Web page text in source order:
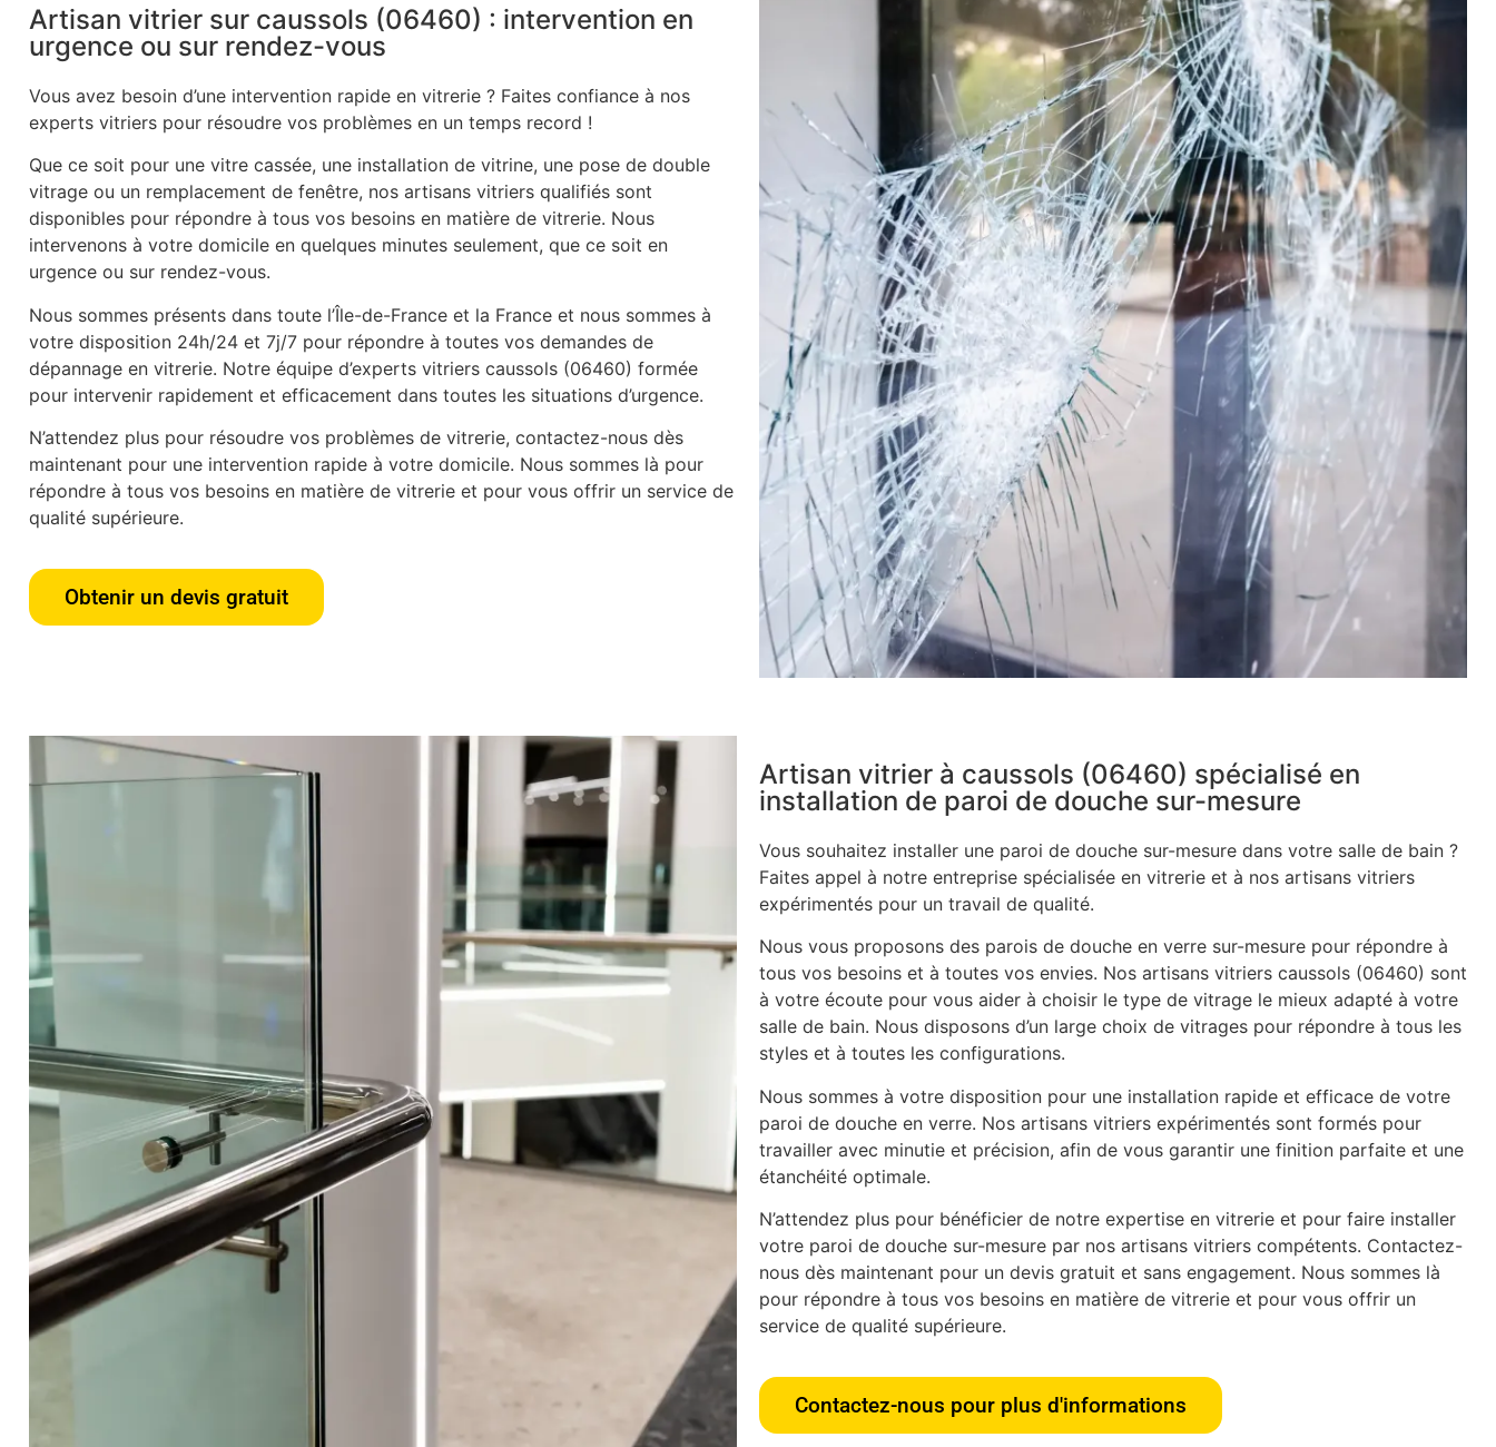
Artisan vitrier sur caussols (06460) : intervention en
urgence ou sur rendez-vous
Vous avez besoin d’une intervention rapide en vitrerie ? Faites confiance à nos
experts vitriers pour résoudre vos problèmes en un temps record !
Que ce soit pour une vitre cassée, une installation de vitrine, une pose de double
vitrage ou un remplacement de fenêtre, nos artisans vitriers qualifiés sont
disponibles pour répondre à tous vos besoins en matière de vitrerie. Nous
intervenons à votre domicile en quelques minutes seulement, que ce soit en
urgence ou sur rendez-vous.
Nous sommes présents dans toute l’Île-de-France et la France et nous sommes à
votre disposition 24h/24 et 7j/7 pour répondre à toutes vos demandes de
dépannage en vitrerie. Notre équipe d’experts vitriers caussols (06460) formée
pour intervenir rapidement et efficacement dans toutes les situations d’urgence.
N’attendez plus pour résoudre vos problèmes de vitrerie, contactez-nous dès
maintenant pour une intervention rapide à votre domicile. Nous sommes là pour
répondre à tous vos besoins en matière de vitrerie et pour vous offrir un service de
qualité supérieure.
Obtenir un devis gratuit
Artisan vitrier à caussols (06460) spécialisé en
installation de paroi de douche sur-mesure
Vous souhaitez installer une paroi de douche sur-mesure dans votre salle de bain ?
Faites appel à notre entreprise spécialisée en vitrerie et à nos artisans vitriers
expérimentés pour un travail de qualité.
Nous vous proposons des parois de douche en verre sur-mesure pour répondre à
tous vos besoins et à toutes vos envies. Nos artisans vitriers caussols (06460) sont
à votre écoute pour vous aider à choisir le type de vitrage le mieux adapté à votre
salle de bain. Nous disposons d’un large choix de vitrages pour répondre à tous les
styles et à toutes les configurations.
Nous sommes à votre disposition pour une installation rapide et efficace de votre
paroi de douche en verre. Nos artisans vitriers expérimentés sont formés pour
travailler avec minutie et précision, afin de vous garantir une finition parfaite et une
étanchéité optimale.
N’attendez plus pour bénéficier de notre expertise en vitrerie et pour faire installer
votre paroi de douche sur-mesure par nos artisans vitriers compétents. Contactez-
nous dès maintenant pour un devis gratuit et sans engagement. Nous sommes là
pour répondre à tous vos besoins en matière de vitrerie et pour vous offrir un
service de qualité supérieure.
Contactez-nous pour plus d'informations